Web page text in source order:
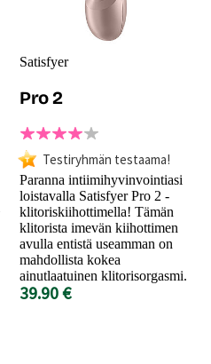
Satisfyer
Pro 2
Testiryhmän testaama!
Paranna intiimihyvinvointiasi
loistavalla Satisfyer Pro 2 -
klitoriskiihottimella! Tämän
klitorista imevän kiihottimen
avulla entistä useamman on
mahdollista kokea
ainutlaatuinen klitorisorgasmi.
39.90 €